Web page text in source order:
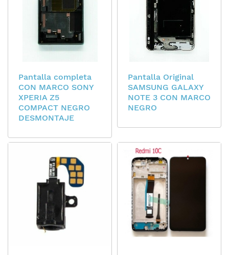
Pantalla completa
CON MARCO SONY
XPERIA Z5
COMPACT NEGRO
DESMONTAJE
Pantalla Original
SAMSUNG GALAXY
NOTE 3 CON MARCO
NEGRO